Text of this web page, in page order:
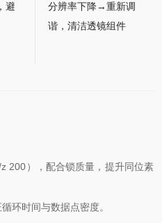
避
分辨率下降→重新调
谐，清洁透镜组件
200），配合锁质量，提升同位素
环时间与数据点密度。